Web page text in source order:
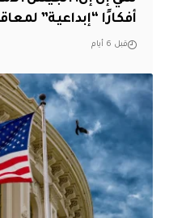
أفكارًا “إبداعية”
قبل 6 أيام